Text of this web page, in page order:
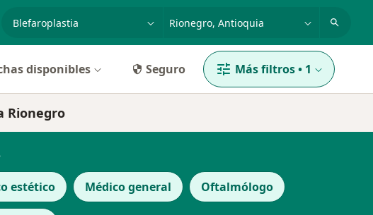
disponibles Seguro Más filtros• 1
Rionegro
estético Médico general Oftalmólogo